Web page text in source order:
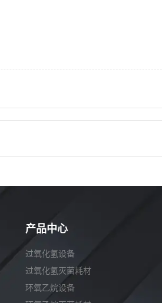
产品中心
过氧化氢设备
过氧化氢灭菌耗材
环氧乙烷设备